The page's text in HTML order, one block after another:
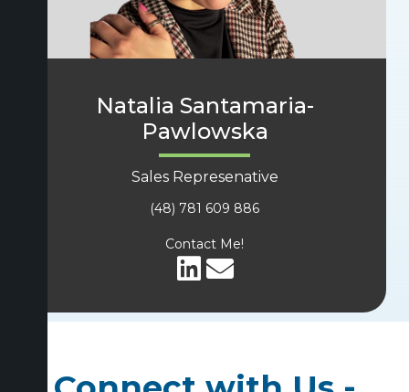
Natalia Santamaria-
Pawlowska
Sales Represenative
(48) 781 609 886
Contact Me!